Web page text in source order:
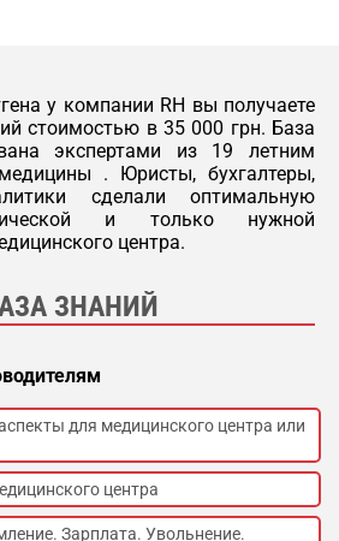
– 600 mA.
0,001 – 6,3 сек.
– 500.
стол с тормозами
220х76 см.
см.
у компании RH вы получаете
стоимостью в 35 000 грн. База
экспертами из 19 летним
. Юристы, бухгалтеры,
сделали оптимальную
и только нужной
центра.
ЗНАНИЙ
для медицинского центра или
центра
Зарплата. Увольнение.